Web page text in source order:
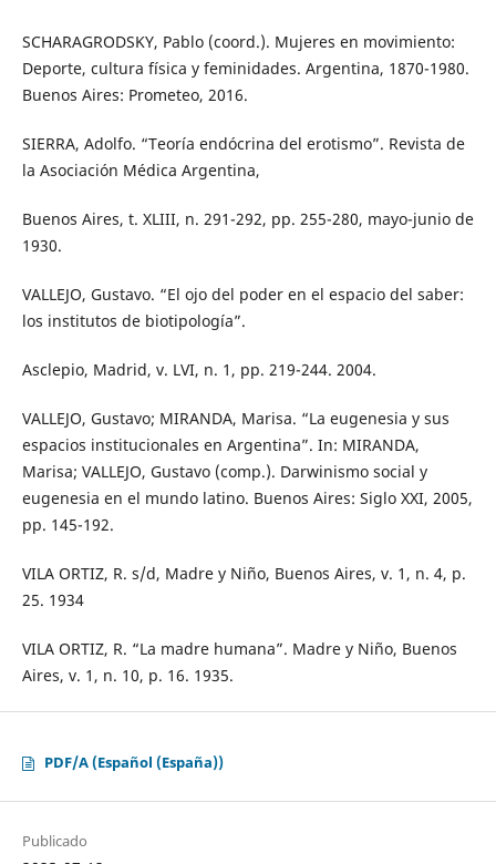
SCHARAGRODSKY, Pablo (coord.). Mujeres en movimiento:
Deporte, cultura física y feminidades. Argentina, 1870-1980.
Buenos Aires: Prometeo, 2016.
SIERRA, Adolfo. “Teoría endócrina del erotismo”. Revista de
la Asociación Médica Argentina,
Buenos Aires, t. XLIII, n. 291-292, pp. 255-280, mayo-junio de
1930.
VALLEJO, Gustavo. “El ojo del poder en el espacio del saber:
los institutos de biotipología”.
Asclepio, Madrid, v. LVI, n. 1, pp. 219-244. 2004.
VALLEJO, Gustavo; MIRANDA, Marisa. “La eugenesia y sus
espacios institucionales en Argentina”. In: MIRANDA,
Marisa; VALLEJO, Gustavo (comp.). Darwinismo social y
eugenesia en el mundo latino. Buenos Aires: Siglo XXI, 2005,
pp. 145-192.
VILA ORTIZ, R. s/d, Madre y Niño, Buenos Aires, v. 1, n. 4, p.
25. 1934
VILA ORTIZ, R. “La madre humana”. Madre y Niño, Buenos
Aires, v. 1, n. 10, p. 16. 1935.
PDF/A (Español (España))
Publicado